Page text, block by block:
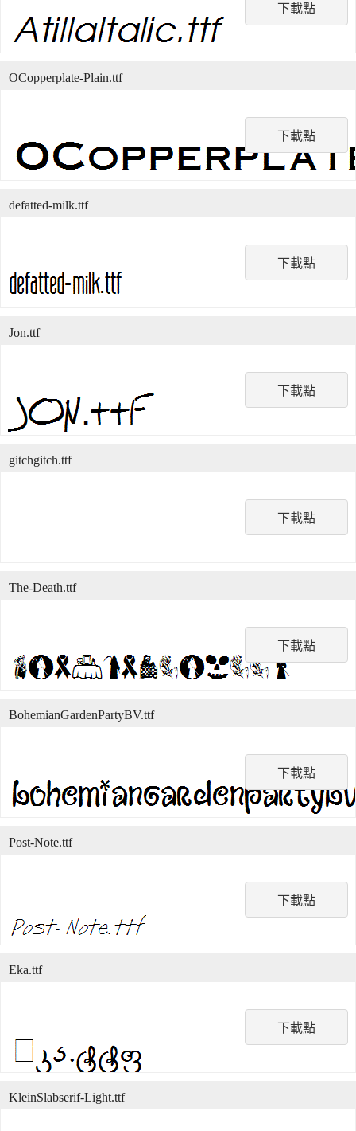
下載點
下載點
OCopperplate-Plain.ttf
下載點
defatted-milk.ttf
下載點
Jon.ttf
下載點
gitchgitch.ttf
下載點
The-Death.ttf
下載點
BohemianGardenPartyBV.ttf
下載點
Post-Note.ttf
下載點
Eka.ttf
KleinSlabserif-Light.ttf